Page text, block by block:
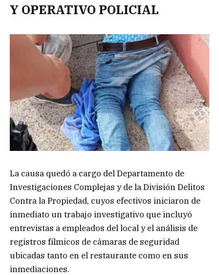
Y OPERATIVO POLICIAL
La causa quedó a cargo del Departamento de
Investigaciones Complejas y de la División Delitos
Contra la Propiedad, cuyos efectivos iniciaron de
inmediato un trabajo investigativo que incluyó
entrevistas a empleados del local y el análisis de
registros fílmicos de cámaras de seguridad
ubicadas tanto en el restaurante como en sus
inmediaciones.